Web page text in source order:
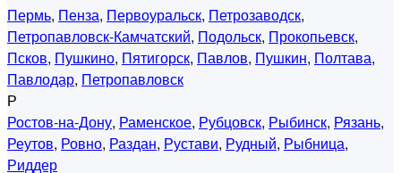
Пермь, Пенза, Первоуральск, Петрозаводск,
Петропавловск-Камчатский, Подольск, Прокопьевск,
Псков, Пушкино, Пятигорск, Павлов, Пушкин, Полтава,
Павлодар, Петропавловск
Р
Ростов-на-Дону, Раменское, Рубцовск, Рыбинск, Рязань,
Реутов, Ровно, Раздан, Рустави, Рудный, Рыбница,
Риддер